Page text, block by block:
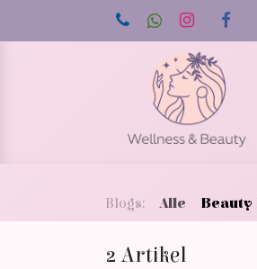
Zum Inhalt springen
Blogs: Alle Beauty
2 Artikel